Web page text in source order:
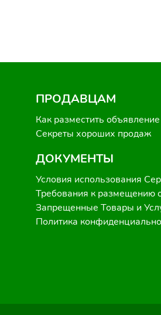
ПРОДАВЦАМ
Как разместить объявление
Секреты хороших продаж
ДОКУМЕНТЫ
Условия использования
Требования к размещению
Запрещенные Товары и
Политика